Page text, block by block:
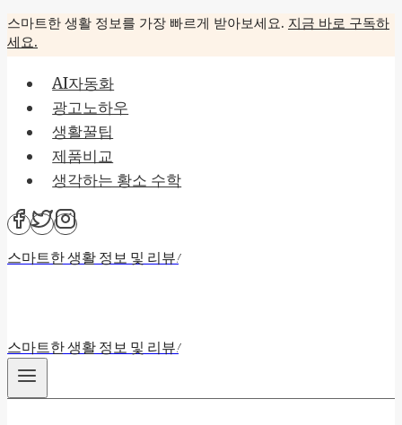
Skip
to
content
스마트한 생활 정보를 가장 빠르게 받아보세요. 지금 바로 구독하
세요.
AI자동화
광고노하우
생활꿀팁
제품비교
생각하는 황소 수학
스마트한 생활 정보 및 리뷰!
스마트한 생활 정보 및 리뷰!